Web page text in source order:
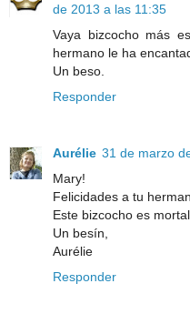
de 2013 a las 11:35
Vaya bizcocho más
hermano le ha
Un beso.
Responder
Aurélie 31 de marzo
Mary!
Felicidades a tu
Este bizcocho es
Un besín,
Aurélie
Responder